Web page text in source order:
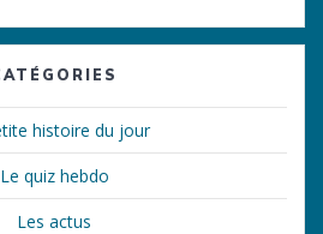
histoire du jour
Le quiz hebdo
Les actus